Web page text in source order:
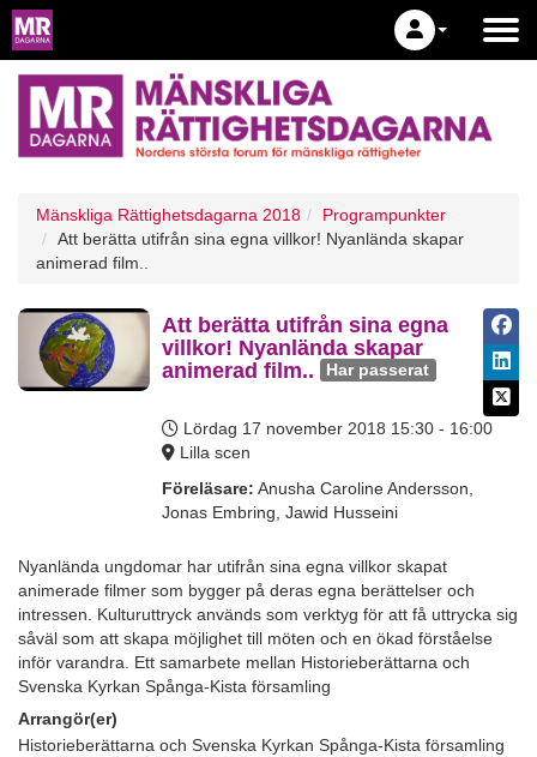
Mänskliga Rättighetsdagarna 2018
Programpunkter
Att berätta utifrån sina egna villkor! Nyanlända skapar
animerad film..
Att berätta utifrån sina egna
villkor! Nyanlända skapar
animerad film..
Har passerat
Lördag 17 november 2018 15:30 - 16:00
Lilla scen
Föreläsare: Anusha Caroline Andersson,
Jonas Embring, Jawid Husseini
Nyanlända ungdomar har utifrån sina egna villkor skapat
animerade filmer som bygger på deras egna berättelser och
intressen. Kulturuttryck används som verktyg för att få uttrycka sig
såväl som att skapa möjlighet till möten och en ökad förståelse
inför varandra. Ett samarbete mellan Historieberättarna och
Svenska Kyrkan Spånga-Kista församling
Arrangör(er)
Historieberättarna och Svenska Kyrkan Spånga-Kista församling